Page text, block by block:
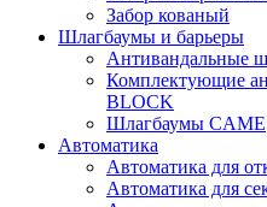
Забор кованый
Шлагбаумы и барьеры
Антивандальные
Комплектующие
BLOCK
Шлагбаумы CAME
Автоматика
Автоматика для
Автоматика для